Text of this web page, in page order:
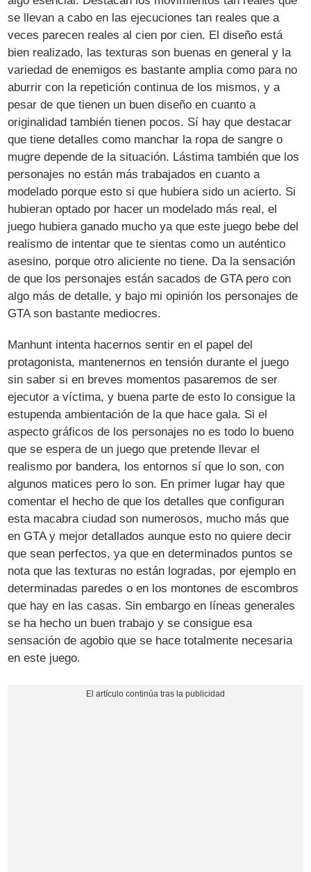
se llevan a cabo en las ejecuciones tan reales que a
veces parecen reales al cien por cien. El diseño está
bien realizado, las texturas son buenas en general y la
variedad de enemigos es bastante amplia como para no
aburrir con la repetición continua de los mismos, y a
pesar de que tienen un buen diseño en cuanto a
originalidad también tienen pocos. Sí hay que destacar
que tiene detalles como manchar la ropa de sangre o
mugre depende de la situación. Lástima también que los
personajes no están más trabajados en cuanto a
modelado porque esto si que hubiera sido un acierto. Si
hubieran optado por hacer un modelado más real, el
juego hubiera ganado mucho ya que este juego bebe del
realismo de intentar que te sientas como un auténtico
asesino, porque otro aliciente no tiene. Da la sensación
de que los personajes están sacados de GTA pero con
algo más de detalle, y bajo mi opinión los personajes de
GTA son bastante mediocres.
Manhunt intenta hacernos sentir en el papel del
protagonista, mantenernos en tensión durante el juego
sin saber si en breves momentos pasaremos de ser
ejecutor a víctima, y buena parte de esto lo consigue la
estupenda ambientación de la que hace gala. Si el
aspecto gráficos de los personajes no es todo lo bueno
que se espera de un juego que pretende llevar el
realismo por bandera, los entornos sí que lo son, con
algunos matices pero lo son. En primer lugar hay que
comentar el hecho de que los detalles que configuran
esta macabra ciudad son numerosos, mucho más que
en GTA y mejor detallados aunque esto no quiere decir
que sean perfectos, ya que en determinados puntos se
nota que las texturas no están logradas, por ejemplo en
determinadas paredes o en los montones de escombros
que hay en las casas. Sin embargo en líneas generales
se ha hecho un buen trabajo y se consigue esa
sensación de agobio que se hace totalmente necesaria
en este juego.